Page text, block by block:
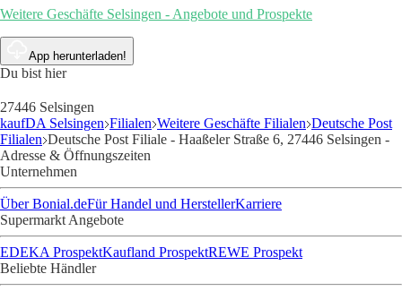
Weitere Geschäfte Selsingen - Angebote und Prospekte
App herunterladen!
Du bist hier
27446 Selsingen
kaufDA Selsingen Filialen Weitere Geschäfte Filialen Deutsche Post
Filialen Deutsche Post Filiale - Haaßeler Straße 6, 27446 Selsingen -
Adresse & Öffnungszeiten
Unternehmen
Über Bonial.deFür Handel und HerstellerKarriere
Supermarkt Angebote
EDEKA ProspektKaufland ProspektREWE Prospekt
Beliebte Händler